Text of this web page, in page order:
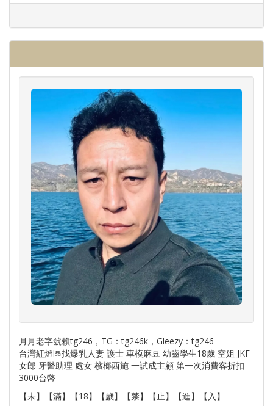
月月老字號賴tg246，TG：tg246k，Gleezy：tg246
台灣紅燈區找爆乳人妻 護士 車模麻豆 幼齒學生18歲 空姐 JKF
女郎 牙醫助理 處女 檳榔西施 一試成主顧 第一次消費客折扣
3000台幣
【未】【滿】【18】【歲】【禁】【止】【進】【入】